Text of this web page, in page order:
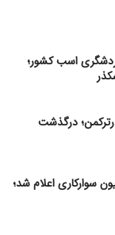
اسب کشور؛
درگذشت
سوارکاری اعلام شد؛